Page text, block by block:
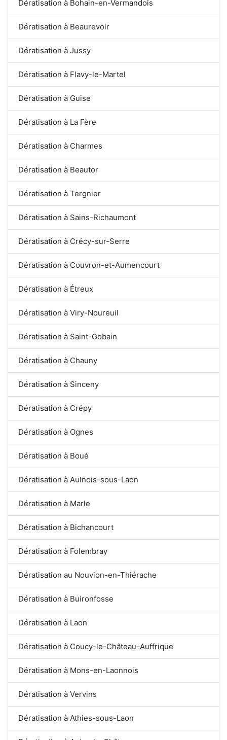
Dératisation à Bohain-en-Vermandois
Dératisation à Beaurevoir
Dératisation à Jussy
Dératisation à Flavy-le-Martel
Dératisation à Guise
Dératisation à La Fère
Dératisation à Charmes
Dératisation à Beautor
Dératisation à Tergnier
Dératisation à Sains-Richaumont
Dératisation à Crécy-sur-Serre
Dératisation à Couvron-et-Aumencourt
Dératisation à Étreux
Dératisation à Viry-Noureuil
Dératisation à Saint-Gobain
Dératisation à Chauny
Dératisation à Sinceny
Dératisation à Crépy
Dératisation à Ognes
Dératisation à Boué
Dératisation à Aulnois-sous-Laon
Dératisation à Marle
Dératisation à Bichancourt
Dératisation à Folembray
Dératisation au Nouvion-en-Thiérache
Dératisation à Buironfosse
Dératisation à Laon
Dératisation à Coucy-le-Château-Auffrique
Dératisation à Mons-en-Laonnois
Dératisation à Vervins
Dératisation à Athies-sous-Laon